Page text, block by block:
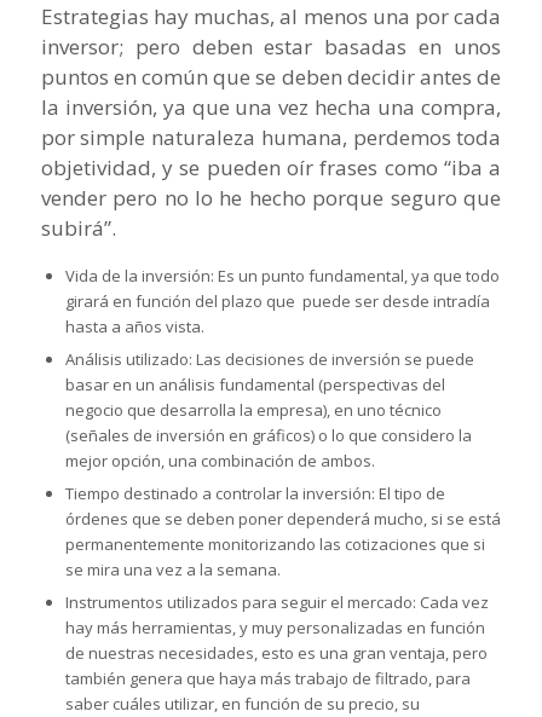
Estrategias hay muchas, al menos una por cada
inversor; pero deben estar basadas en unos
puntos en común que se deben decidir antes de
la inversión, ya que una vez hecha una compra,
por simple naturaleza humana, perdemos toda
objetividad, y se pueden oír frases como “iba a
vender pero no lo he hecho porque seguro que
subirá”.
Vida de la inversión: Es un punto fundamental, ya que todo
girará en función del plazo que puede ser desde intradía
hasta a años vista.
Análisis utilizado: Las decisiones de inversión se puede
basar en un análisis fundamental (perspectivas del
negocio que desarrolla la empresa), en uno técnico
(señales de inversión en gráficos) o lo que considero la
mejor opción, una combinación de ambos.
Tiempo destinado a controlar la inversión: El tipo de
órdenes que se deben poner dependerá mucho, si se está
permanentemente monitorizando las cotizaciones que si
se mira una vez a la semana.
Instrumentos utilizados para seguir el mercado: Cada vez
hay más herramientas, y muy personalizadas en función
de nuestras necesidades, esto es una gran ventaja, pero
también genera que haya más trabajo de filtrado, para
saber cuáles utilizar, en función de su precio, su